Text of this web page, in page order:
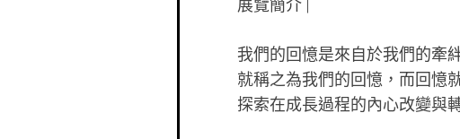
展覽簡介 |
我們的回憶是來自於我們的牽
就稱之為我們的回憶，而回憶
探索在成長過程的內心改變與